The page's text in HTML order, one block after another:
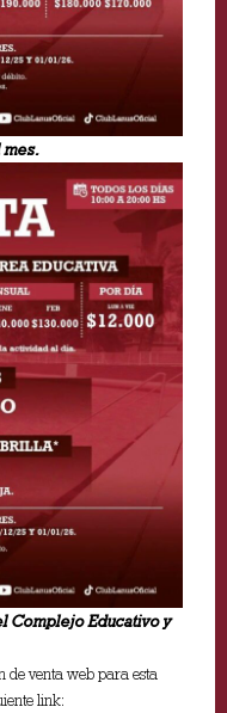
mes.
Complejo Educativo y
de venta web para esta
link: